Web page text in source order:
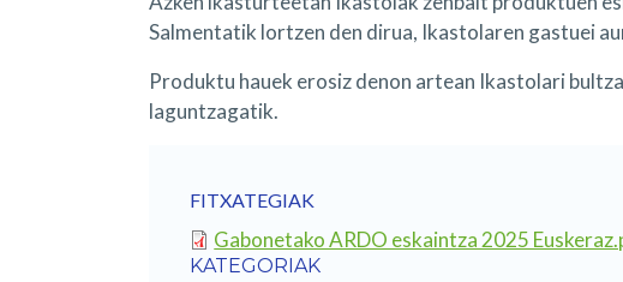
Salmentatik lortzen den dirua, Ikastolaren gastuei
Produktu hauek erosiz denon artean Ikastolari
laguntzagatik.
FITXATEGIAK
Gabonetako ARDO eskaintza 2025
KATEGORIAK